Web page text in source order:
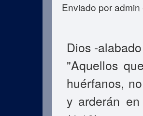
Enviado poradmin
Dios -
"Aquellos
huérfanos,
y arderán